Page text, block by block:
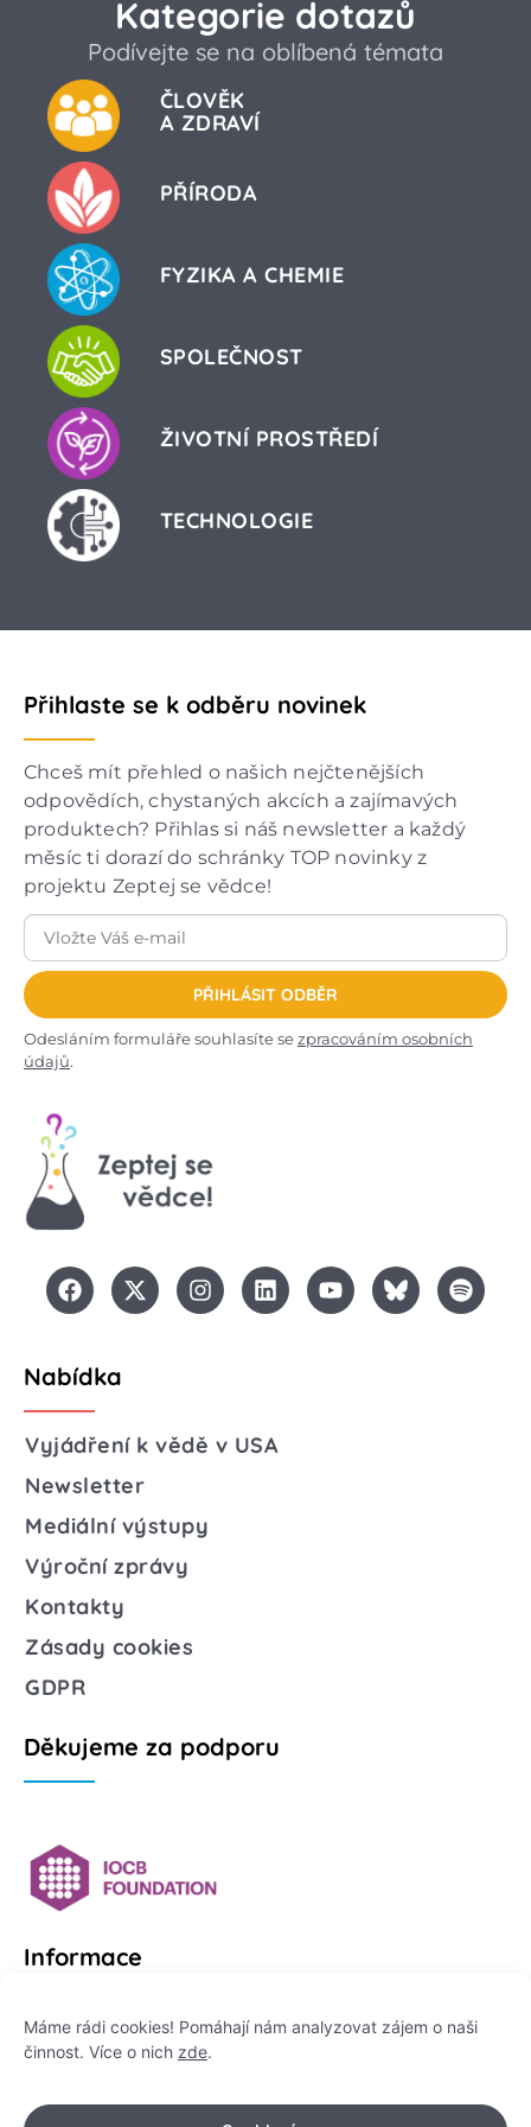
Máme rádi cookies! Pomáhají nám analyzovat zájem o naši
činnost. Více o nich zde.
Kategorie dotazů
Podívejte se na oblíbená témata
ČLOVĚK
A ZDRAVÍ
PŘÍRODA
FYZIKA A CHEMIE
SPOLEČNOST
ŽIVOTNÍ PROSTŘEDÍ
TECHNOLOGIE
Přihlaste se k odběru novinek
Chceš mít přehled o našich nejčtenějších
odpovědích, chystaných akcích a zajímavých
produktech? Přihlas si náš newsletter a každý
měsíc ti dorazí do schránky TOP novinky z
projektu Zeptej se vědce!
PŘIHLÁSIT ODBĚR
Odesláním formuláře souhlasíte sezpracováním osobních
údajů.
Nabídka
Vyjádření k vědě v USA
Newsletter
Mediální výstupy
Výroční zprávy
Kontakty
Zásady cookies
GDPR
Děkujeme za podporu
Informace
Platformu Zeptej se vědce provozuje:
IČO: 178 47 389